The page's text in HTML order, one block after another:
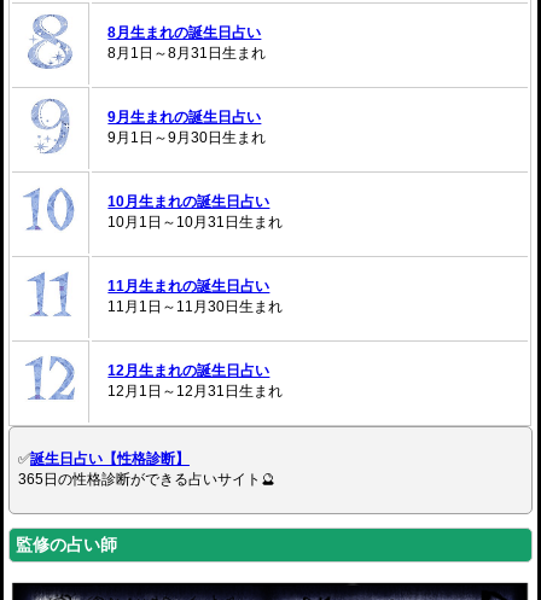
8月生まれの誕生日占い
8月1日～8月31日生まれ
9月生まれの誕生日占い
9月1日～9月30日生まれ
10月生まれの誕生日占い
10月1日～10月31日生まれ
11月生まれの誕生日占い
11月1日～11月30日生まれ
12月生まれの誕生日占い
12月1日～12月31日生まれ
✅誕生日占い【性格診断】
365日の性格診断ができる占いサイト🔮
監修の占い師